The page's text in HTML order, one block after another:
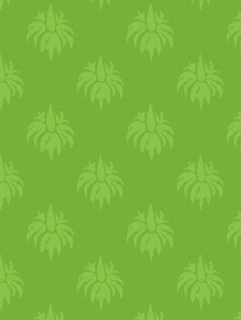
őrsre. Ami azt
táskával vagy
értékeinkre nem
ember a
a sok afgán
hangos
életet
lakói....? Most